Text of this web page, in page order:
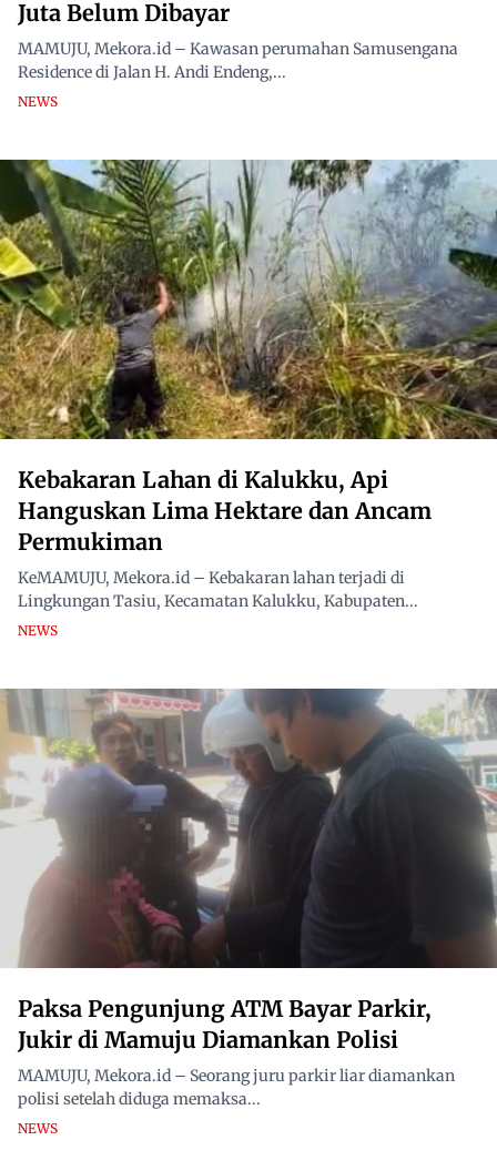
Juta Belum Dibayar
MAMUJU, Mekora.id – Kawasan perumahan Samusengana
Residence di Jalan H. Andi Endeng,...
NEWS
Kebakaran Lahan di Kalukku, Api
Hanguskan Lima Hektare dan Ancam
Permukiman
KeMAMUJU, Mekora.id – Kebakaran lahan terjadi di
Lingkungan Tasiu, Kecamatan Kalukku, Kabupaten...
NEWS
Paksa Pengunjung ATM Bayar Parkir,
Jukir di Mamuju Diamankan Polisi
MAMUJU, Mekora.id – Seorang juru parkir liar diamankan
polisi setelah diduga memaksa...
NEWS